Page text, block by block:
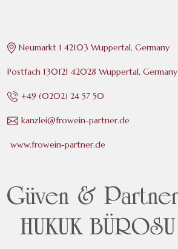
Neumarkt 1 42103 Wuppertal, Germany
Postfach 130121 42028 Wuppertal, Germany
+49 (0202) 24 57 50
kanzlei@frowein-partner.de
www.frowein-partner.de